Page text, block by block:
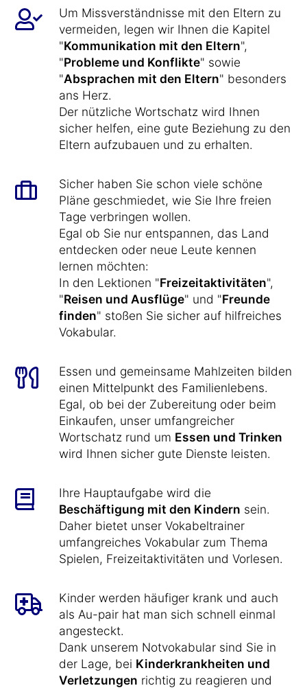
Um Missverständnisse mit den Eltern zu
vermeiden, legen wir Ihnen die Kapitel
"Kommunikation mit den Eltern",
"Probleme und Konflikte" sowie
"Absprachen mit den Eltern" besonders
ans Herz.
Der nützliche Wortschatz wird Ihnen
sicher helfen, eine gute Beziehung zu den
Eltern aufzubauen und zu erhalten.
Sicher haben Sie schon viele schöne
Pläne geschmiedet, wie Sie Ihre freien
Tage verbringen wollen.
Egal ob Sie nur entspannen, das Land
entdecken oder neue Leute kennen
lernen möchten:
In den Lektionen "Freizeitaktivitäten",
"Reisen und Ausflüge" und "Freunde
finden" stoßen Sie sicher auf hilfreiches
Vokabular.
Essen und gemeinsame Mahlzeiten bilden
einen Mittelpunkt des Familienlebens.
Egal, ob bei der Zubereitung oder beim
Einkaufen, unser umfangreicher
Wortschatz rund um Essen und Trinken
wird Ihnen sicher gute Dienste leisten.
Ihre Hauptaufgabe wird die
Beschäftigung mit den Kindern sein.
Daher bietet unser Vokabeltrainer
umfangreiches Vokabular zum Thema
Spielen, Freizeitaktivitäten und Vorlesen.
Kinder werden häufiger krank und auch
als Au-pair hat man sich schnell einmal
angesteckt.
Dank unserem Notvokabular sind Sie in
der Lage, bei Kinderkrankheiten und
Verletzungen richtig zu reagieren und